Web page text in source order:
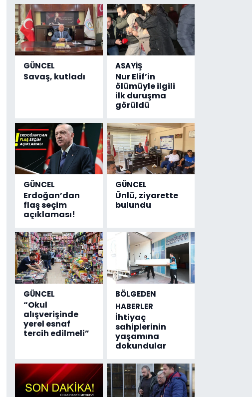
GÜNCEL
Savaş, kutladı
ASAYİŞ
Nur Elif’in
ölümüyle ilgili
ilk duruşma
görüldü
GÜNCEL
Erdoğan’dan
flaş seçim
açıklaması!
GÜNCEL
Ünlü, ziyarette
bulundu
GÜNCEL
“Okul
alışverişinde
yerel esnaf
tercih edilmeli”
BÖLGEDEN
HABERLER
İhtiyaç
sahiplerinin
yaşamına
dokundular